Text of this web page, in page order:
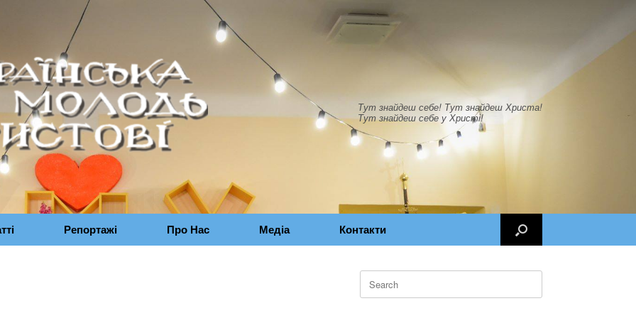
Тут знайдеш себе! Тут знайдеш Христа!
Тут знайдеш себе у Христі!
Репортажі Про Нас Медіа Контакти
Search
for: